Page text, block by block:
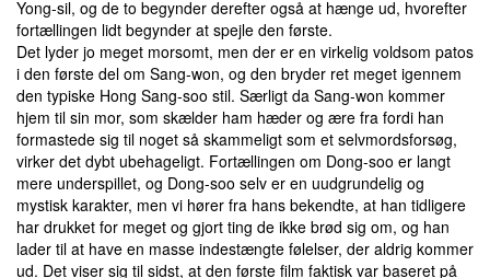
Yong-sil, og de to begynder derefter også at hænge ud, hvorefter
fortællingen lidt begynder at spejle den første.
Det lyder jo meget morsomt, men der er en virkelig voldsom patos
i den første del om Sang-won, og den bryder ret meget igennem
den typiske Hong Sang-soo stil. Særligt da Sang-won kommer
hjem til sin mor, som skælder ham hæder og ære fra fordi han
formastede sig til noget så skammeligt som et selvmordsforsøg,
virker det dybt ubehageligt. Fortællingen om Dong-soo er langt
mere underspillet, og Dong-soo selv er en uudgrundelig og
mystisk karakter, men vi hører fra hans bekendte, at han tidligere
har drukket for meget og gjort ting de ikke brød sig om, og han
lader til at have en masse indestængte følelser, der aldrig kommer
ud. Det viser sig til sidst, at den første film faktisk var baseret på